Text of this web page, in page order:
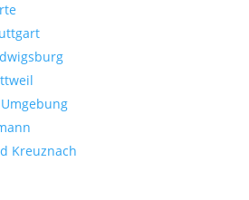
Kreuznach